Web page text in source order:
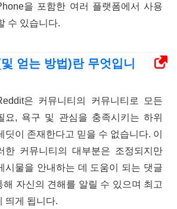
을 포함한 여러 플랫폼에서 사용
수 있습니다.
얻는 방법)란 무엇입니
은 커뮤니티의 커뮤니티로 모든
요, 욕구 및 관심을 충족시키는 하위
딧이 존재한다고 믿을 수 없습니다. 이
한 커뮤니티의 대부분은 조정되지만
시물을 안내하는 데 도움이 되는 댓글
해 자신의 견해를 알릴 수 있으며 최고
띄게 됩니다.